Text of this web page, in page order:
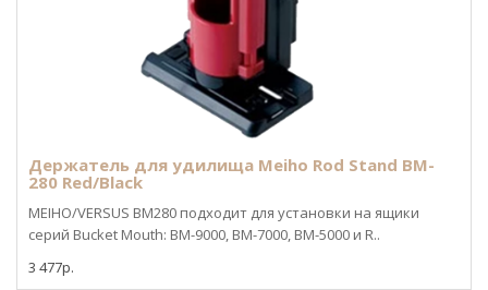
Держатель для удилища Meiho Rod Stand BM-
280 Red/Black
MEIHO/VERSUS BM280 подходит для установки на ящики
серий Bucket Mouth: BM-9000, BM-7000, BM-5000 и R..
3 477р.